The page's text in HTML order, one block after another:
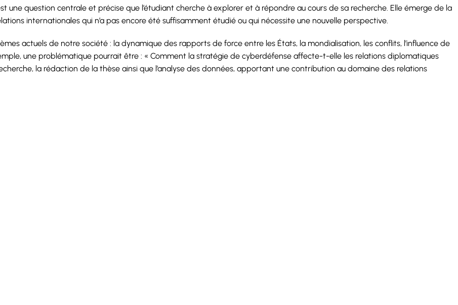
une question centrale et précise que l’étudiant cherche à explorer et à répondre au cours de sa recherche. Elle émerge de la
internationales qui n’a pas encore été suffisamment étudié ou qui nécessite une nouvelle perspective.
actuels de notre société : la dynamique des rapports de force entre les États, la mondialisation, les conflits, l’influence de
une problématique pourrait être : « Comment la stratégie de cyberdéfense affecte-t-elle les relations diplomatiques
la rédaction de la thèse ainsi que l’analyse des données, apportant une contribution au domaine des relations